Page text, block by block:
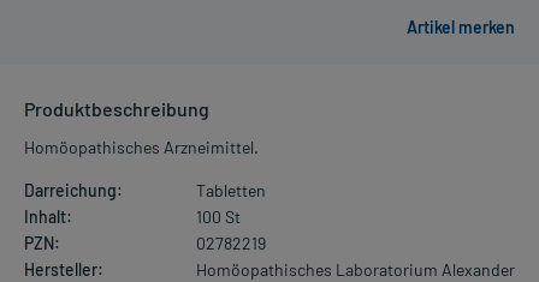
Produktbeschreibung
Homöopathisches Arzneimittel.
Darreichung:
Tabletten
Inhalt:
100 St
PZN:
02782219
Hersteller:
Homöopathisches Laboratorium Alexander